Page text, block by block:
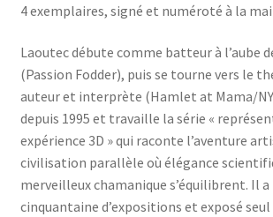
4 exemplaires, signé et numéroté à la
Laoutec débute comme batteur à l’aube
(Passion Fodder), puis se tourne vers le
auteur et interprète (Hamlet at Mama/
depuis 1995 et travaille la série «
expérience 3D » qui raconte l’aventure
civilisation parallèle où élégance
merveilleux chamanique s’équilibrent. Il
cinquantaine d’expositions et exposé